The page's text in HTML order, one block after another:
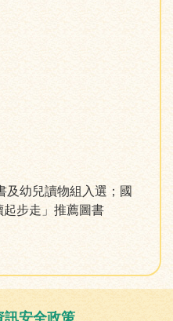
及幼兒讀物組入選；國
步走」推薦圖書
訊安全政策